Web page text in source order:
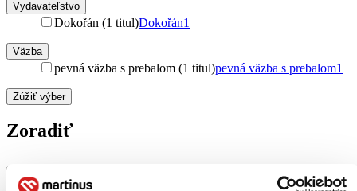
Vydavateľstvo
Dokořán (1 titul)Dokořán1
Väzba
pevná väzba s prebalom (1 titul)pevná väzba s prebalom1
Zúžiť výber
Zoradiť